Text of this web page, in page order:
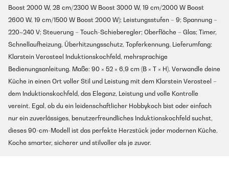
Boost 2000 W, 28 cm/2300 W Boost 3000 W, 19 cm/2000 W Boost
2600 W, 19 cm/1500 W Boost 2000 W); Leistungsstufen – 9; Spannung –
220~240 V; Steuerung – Touch-Schieberegler; Oberfläche – Glas; Timer,
Schnellaufheizung, Überhitzungsschutz, Topferkennung. Lieferumfang:
Klarstein Verosteel Induktionskochfeld, mehrsprachige
Bedienungsanleitung. Maße: 90 × 52 × 6,9 cm (B × T × H). Verwandle deine
Küche in einen Ort voller Stil und Leistung mit dem Klarstein Verosteel –
dem Induktionskochfeld, das Eleganz, Leistung und volle Kontrolle
vereint. Egal, ob du ein leidenschaftlicher Hobbykoch bist oder einfach
nur ein zuverlässiges, benutzerfreundliches Induktionskochfeld suchst,
dieses 90-cm-Modell ist das perfekte Herzstück jeder modernen Küche.
Koche smarter, sicherer und stilvoller als je zuvor.